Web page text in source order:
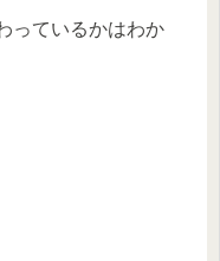
っているかはわか